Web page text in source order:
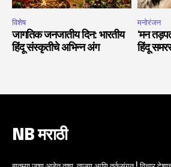
विशेष
जागतिक जनजातीय दिन: भारतीय
हिंदू संस्कृतीचे अभिन्न अंग
मनोरंजन
‘मन
हिंदू
NB मराठी